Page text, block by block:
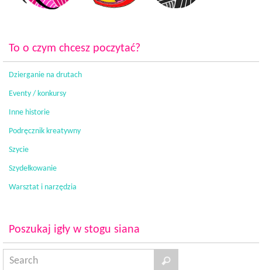
To o czym chcesz poczytać?
Dzierganie na drutach
Eventy / konkursy
Inne historie
Podręcznik kreatywny
Szycie
Szydełkowanie
Warsztat i narzędzia
Poszukaj igły w stogu siana